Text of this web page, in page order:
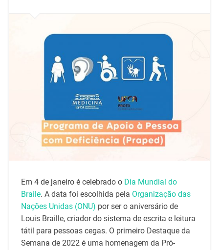
Em 4 de janeiro é celebrado o Dia Mundial do
Braile. A data foi escolhida pela Organização das
Nações Unidas (ONU) por ser o aniversário de
Louis Braille, criador do sistema de escrita e leitura
tátil para pessoas cegas. O primeiro Destaque da
Semana de 2022 é uma homenagem da Pró-